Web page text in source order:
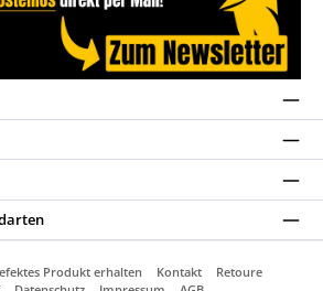
Produkt erhalten Kontakt
Retoure